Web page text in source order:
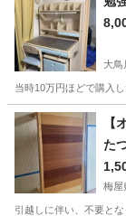
大鳥
当時10万円ほどで購入
東京 大田区
【
た
屋
梅屋
引越しに伴い、不要と